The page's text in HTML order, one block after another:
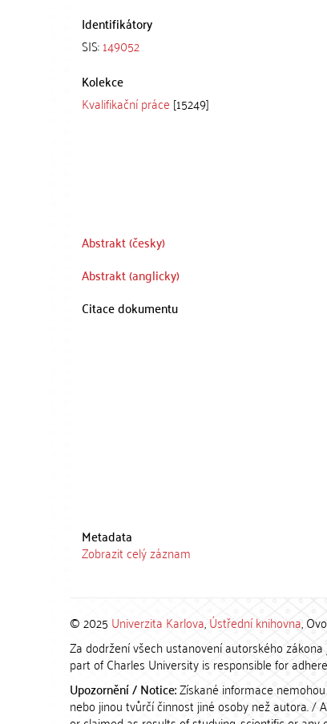
Identifikátory
SIS:149052
Kolekce
Kvalifikační práce [15249]
Abstrakt (česky)
Abstrakt (anglicky)
Citace dokumentu
Metadata
Zobrazit celý záznam
© 2025 Univerzita Karlova,Ústřední knihovna,
Za dodržení všech ustanovení autorského
part of Charles University is responsible for
Upozornění / Notice:Získané informace
nebo jinou tvůrčí činnost jiné osoby než autora. /